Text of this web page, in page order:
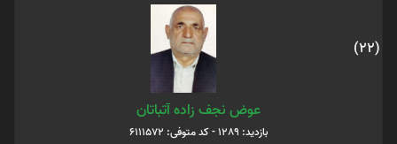
(22)
عوض نجف زاده آتباتان
بازدید: 1289 - کد متوفی: 6111572